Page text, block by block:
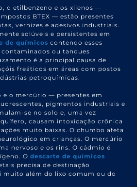
o etilbenzeno e os xilenos —
BTEX — estão presentes
vernizes e adesivos industriais.
solúveis e persistentes em
de químicos contendo esses
ou tanques
é a principal causa de
freáticos em áreas com postos
petroquímicas.
e o mercúrio — presentes em
pigmentos industriais e
se no solo e, uma vez
causam intoxicação crônica
muito baixas. O chumbo afeta
em crianças. O mercúrio
nervoso e os rins. O cádmio é
Odescarte de químicos
precisa de destinação
muito além do lixo comum ou do